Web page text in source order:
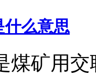
么意思
煤矿用